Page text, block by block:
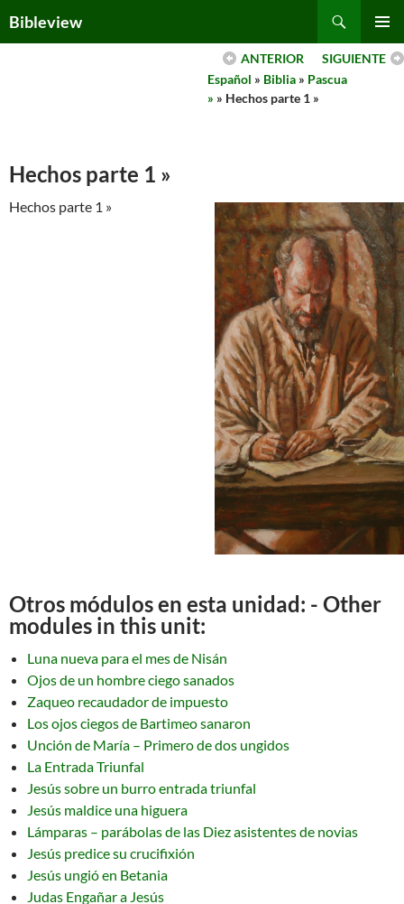
toBibleview
MENU
SIGUIENTE
ANTERIOR
Español » Biblia » Pascua
» » Hechos parte 1 »
Hechos parte 1 »
Hechos parte 1 »
Otros módulos en esta unidad: - Other
modules in this unit:
Luna nueva para el mes de Nisán
Ojos de un hombre ciego sanados
Zaqueo recaudador de impuesto
Los ojos ciegos de Bartimeo sanaron
Unción de María – Primero de dos ungidos
La Entrada Triunfal
Jesús sobre un burro entrada triunfal
Jesús maldice una higuera
Lámparas – parábolas de las Diez asistentes de novias
Jesús predice su crucifixión
Jesús ungió en Betania
Judas Engañar a Jesús